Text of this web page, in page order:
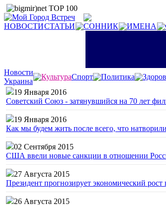
НОВОСТИСТАТЬИ СОННИК ИМЕНА
Новости
Украина
КультураСпорт Политика
19 Января 2016
Советский Союз - затянувшийся на 70 лет
19 Января 2016
Как мы будем жить после всего, что
02 Сентября 2015
США ввели новые санкции в отношении
27 Августа 2015
Президент прогнозирует экономический
26 Августа 2015